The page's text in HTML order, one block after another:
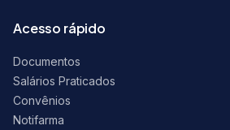
Acesso rápido
Documentos
Salários Praticados
Convênios
Notifarma